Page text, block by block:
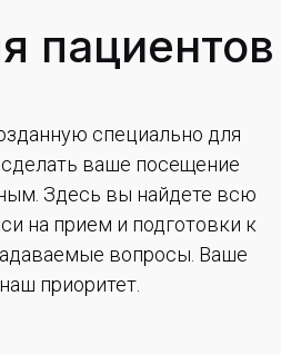
пациентов
специально для
ваше посещение
Здесь вы найдете всю
на прием и подготовки к
вопросы. Ваше
приоритет.